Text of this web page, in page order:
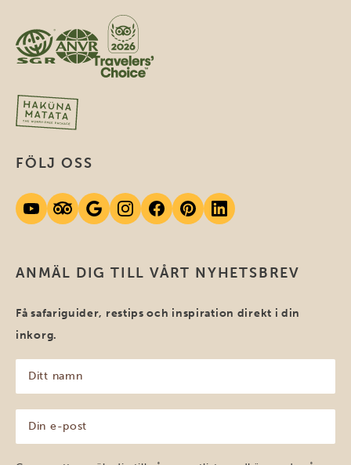
ANMÄL DIG TILL VÅRT NYHETSBREV
Få safariguider, restips och inspiration direkt i din
inkorg.
namn
(Obligatoriskt)
post
FÖLJ OSS